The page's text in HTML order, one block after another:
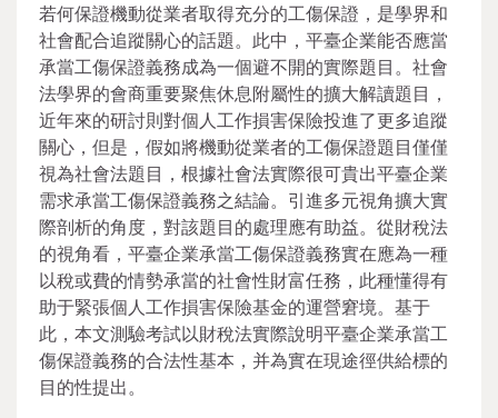
若何保證機動從業者取得充分的工傷保證，是學界和
社會配合追蹤關心的話題。此中，平臺企業能否應當
承當工傷保證義務成為一個避不開的實際題目。社會
法學界的會商重要聚焦休息附屬性的擴大解讀題目，
近年來的研討則對個人工作損害保險投進了更多追蹤
關心，但是，假如將機動從業者的工傷保證題目僅僅
視為社會法題目，根據社會法實際很可貴出平臺企業
需求承當工傷保證義務之結論。引進多元視角擴大實
際剖析的角度，對該題目的處理應有助益。從財稅法
的視角看，平臺企業承當工傷保證義務實在應為一種
以稅或費的情勢承當的社會性財富任務，此種懂得有
助于緊張個人工作損害保險基金的運營窘境。基于
此，本文測驗考試以財稅法實際說明平臺企業承當工
傷保證義務的合法性基本，并為實在現途徑供給標的
目的性提出。